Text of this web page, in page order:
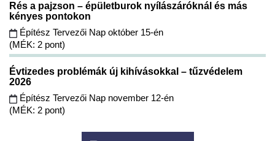
Rés a pajzson – épületburok nyílászáróknál és más
kényes pontokon
Építész Tervezői Nap október 15-én
(MÉK: 2 pont)
Évtizedes problémák új kihívásokkal – tűzvédelem
2026
Építész Tervezői Nap november 12-én
(MÉK: 2 pont)